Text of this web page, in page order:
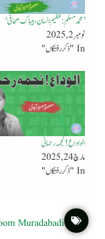
’محمد مسلم : عظیم انسان، بیباک صحافی‘
نومبر 2, 2025
In "ذکر رفتگاں"
الواداع! نجمہ رحمانی
مارچ 24, 2025
In "ذکر رفتگاں"
Muradabadi